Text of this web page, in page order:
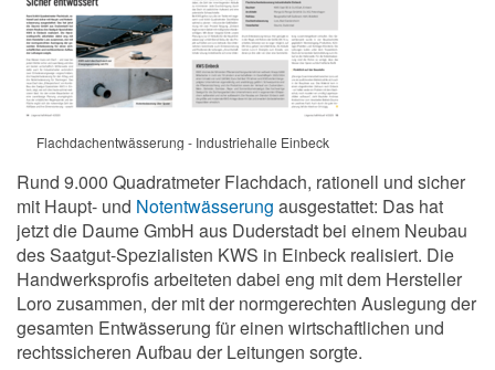
Flachdachentwässerung - Industriehalle Einbeck
Rund 9.000 Quadratmeter Flachdach, rationell und sicher
mit Haupt- und Notentwässerung ausgestattet: Das hat
jetzt die Daume GmbH aus Duderstadt bei einem Neubau
des Saatgut-Spezialisten KWS in Einbeck realisiert. Die
Handwerksprofis arbeiteten dabei eng mit dem Hersteller
Loro zusammen, der mit der normgerechten Auslegung der
gesamten Entwässerung für einen wirtschaftlichen und
rechtssicheren Aufbau der Leitungen sorgte.